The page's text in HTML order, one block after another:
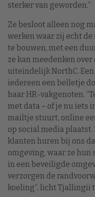
sterker van geworden.”
Ze besloot alleen nog
werken waar zij echt
te bouwen, met een
ze kan meedenken
uiteindelijk NorthC.
iedereen een belletje
haar HR-vakgenoten.
met data – of je nu iets
mailtje stuurt, online
op social media
klanten huren bij ons
omgeving, waar ze
in een beveiligde
verzorgen de
koeling”, licht Tjallingii